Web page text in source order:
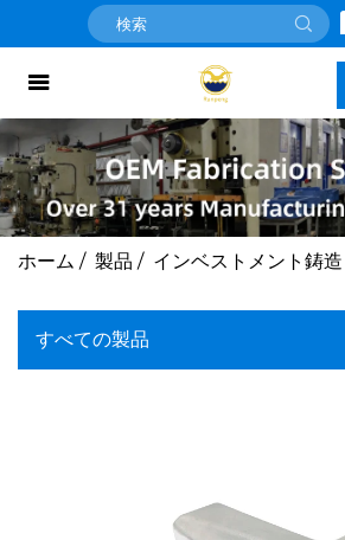
ホーム / 製品 / インベストメント鋳造
すべての製品